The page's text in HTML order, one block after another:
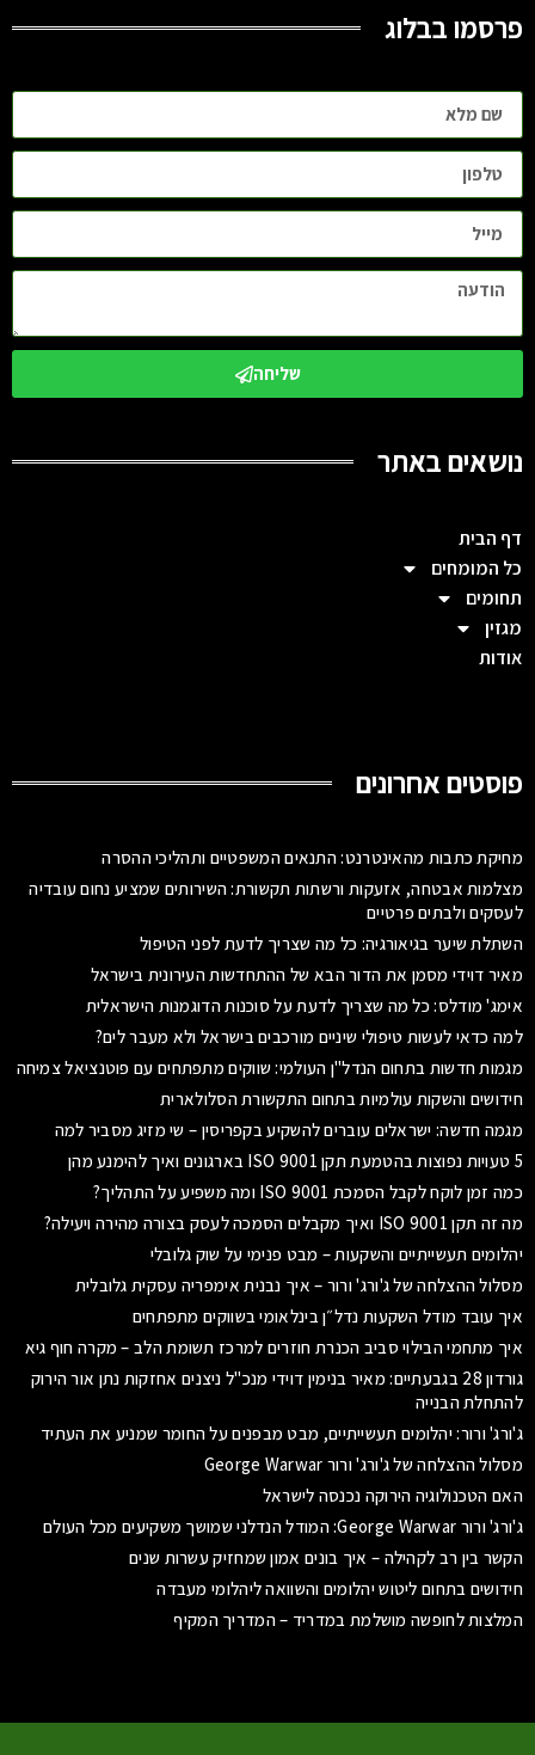
פרסמו בבלוג
שליחה
נושאים באתר
דף הבית
כל המומחים
תחומים
מגזין
אודות
פוסטים אחרונים
מחיקת כתבות מהאינטרנט: התנאים המשפטיים ותהליכי ההסרה
מצלמות אבטחה, אזעקות ורשתות תקשורת: השירותים שמציע נחום עובדיה
לעסקים ולבתים פרטיים
השתלת שיער בגיאורגיה: כל מה שצריך לדעת לפני הטיפול
מאיר דוידי מסמן את הדור הבא של ההתחדשות העירונית בישראל
אימג' מודלס: כל מה שצריך לדעת על סוכנות הדוגמנות הישראלית
למה כדאי לעשות טיפולי שיניים מורכבים בישראל ולא מעבר לים?
מגמות חדשות בתחום הנדל"ן העולמי: שווקים מתפתחים עם פוטנציאל צמיחה
חידושים והשקות עולמיות בתחום התקשורת הסלולארית
מגמה חדשה: ישראלים עוברים להשקיע בקפריסין – שי מזיג מסביר למה
5 טעויות נפוצות בהטמעת תקן ISO 9001 בארגונים ואיך להימנע מהן
כמה זמן לוקח לקבל הסמכת ISO 9001 ומה משפיע על התהליך?
מה זה תקן ISO 9001 ואיך מקבלים הסמכה לעסק בצורה מהירה ויעילה?
יהלומים תעשייתיים והשקעות – מבט פנימי על שוק גלובלי
מסלול ההצלחה של ג'ורג' ורור – איך נבנית אימפריה עסקית גלובלית
איך עובד מודל השקעות נדל״ן בינלאומי בשווקים מתפתחים
איך מתחמי הבילוי סביב הכנרת חוזרים למרכז תשומת הלב – מקרה חוף גיא
גורדון 28 בגבעתיים: מאיר בנימין דוידי מנכ"ל ניצנים אחזקות נתן אור הירוק
להתחלת הבנייה
ג'ורג' ורור: יהלומים תעשייתיים, מבט מבפנים על החומר שמניע את העתיד
מסלול ההצלחה של ג'ורג' ורור George Warwar
האם הטכנולוגיה הירוקה נכנסה לישראל
ג'ורג' ורור George Warwar: המודל הנדלני שמושך משקיעים מכל העולם
הקשר בין רב לקהילה – איך בונים אמון שמחזיק עשרות שנים
חידושים בתחום ליטוש יהלומים והשוואה ליהלומי מעבדה
המלצות לחופשה מושלמת במדריד – המדריך המקיף